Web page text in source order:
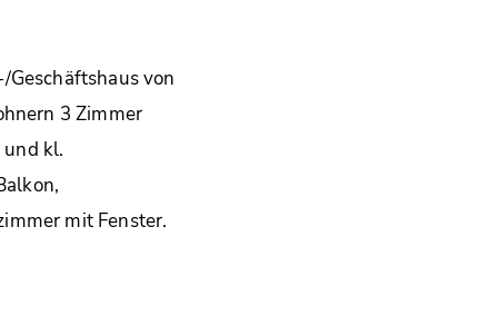
von
3 Zimmer
kl.
mit Fenster.